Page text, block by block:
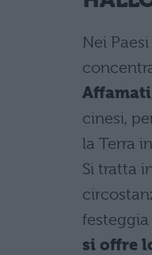
Nei
cinesi,
la Terra
Si tratta
si offre